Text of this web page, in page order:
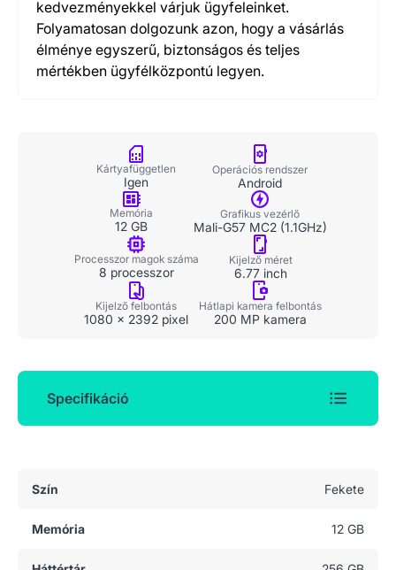
kedvezményekkel várjuk ügyfeleinket.
Folyamatosan dolgozunk azon, hogy a vásárlás
élménye egyszerű, biztonságos és teljes
mértékben ügyfélközpontú legyen.
Kártyafüggetlen
Igen
Operációs rendszer
Android
Memória
12 GB
Grafikus vezérlő
Mali-G57 MC2 (1.1GHz)
Processzor magok száma
8 processzor
Kijelző méret
6.77 inch
Kijelző felbontás
1080 x 2392 pixel
Hátlapi kamera felbontás
200 MP kamera
Specifikáció
Szín Fekete
Memória 12 GB